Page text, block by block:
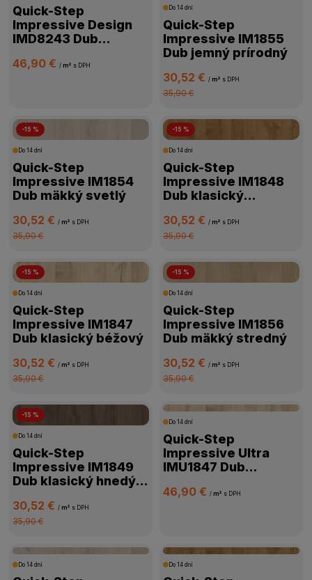
KOLEKCIA
VLASTNOSTI
Quick-Step
Impressive Design
IMD8243 Dub
46,90 €/ m² s DPH
Do 14 dní
Quick-Step
Impressive IM1855
Dub jemný prírodný
30,52 € / m² s DPH
35,90 €
-15 %
Do 14 dní
Quick-Step
Impressive IM1854
Dub mäkký svetlý
30,52 €/ m² s DPH
35,90 €
-15 %
Do 14 dní
Quick-Step
Impressive IM1848
Dub klasický
30,52 € / m² s DPH
35,90 €
-15 %
Do 14 dní
Quick-Step
Impressive IM1847
Dub klasický béžový
30,52 €/ m² s DPH
35,90 €
-15 %
Do 14 dní
Quick-Step
Impressive IM1856
Dub mäkký stredný
30,52 € / m² s DPH
35,90 €
-15 %
Do 14 dní
Quick-Step
Impressive IM1849
Dub klasický hnedý
30,52 €/ m² s DPH
35,90 €
Do 14 dní
Quick-Step
Impressive Ultra
IMU1847 Dub
46,90 € / m² s DPH
Do 14 dní Do 14 dní